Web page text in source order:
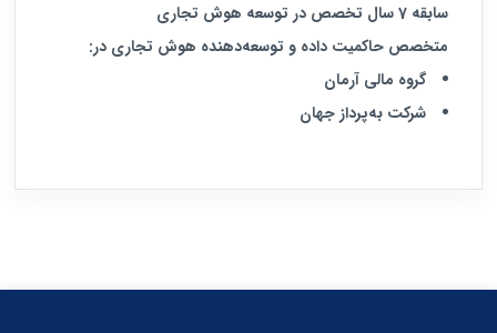
سابقه 7سال تخصص در توسعه هوش تجاری
متخصص حاکمیت داده و توسعه‌دهنده هوش تجاری در:
گروه مالی آرمان
شرکت به‌پرداز جهان